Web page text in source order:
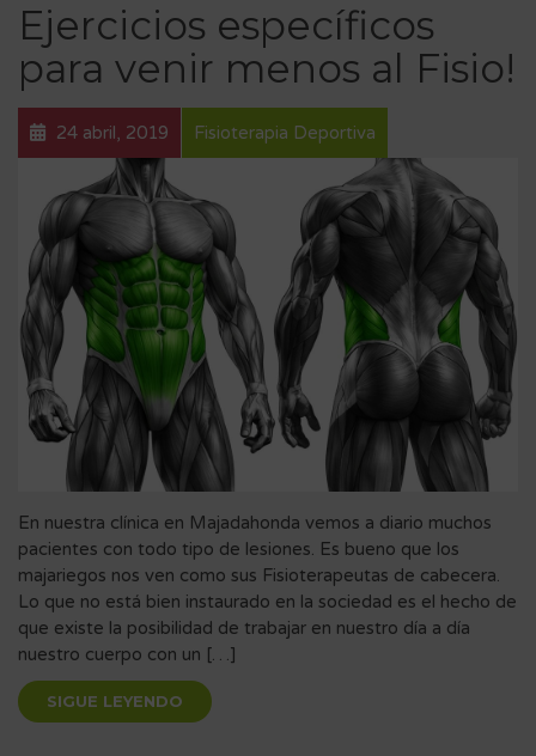
Ejercicios específicos
para venir menos al Fisio!
24 abril, 2019 Fisioterapia Deportiva
En nuestra clínica en Majadahonda vemos a diario muchos
pacientes con todo tipo de lesiones. Es bueno que los
majariegos nos ven como sus Fisioterapeutas de cabecera.
Lo que no está bien instaurado en la sociedad es el hecho de
que existe la posibilidad de trabajar en nuestro día a día
nuestro cuerpo con un […]
SIGUE LEYENDO